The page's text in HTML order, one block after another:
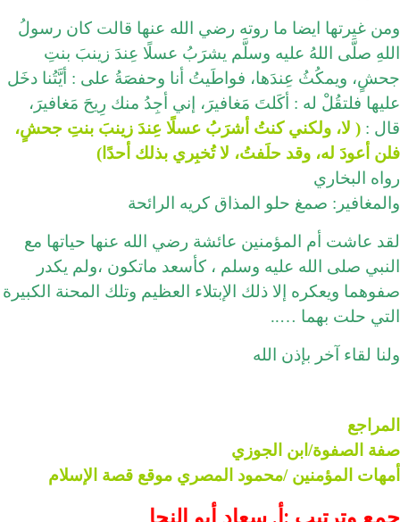
ومن غيرتها ايضا ما روته رضي الله عنها قالت كان رسولُ
اللهِ صلَّى اللهُ عليه وسلَّم يشرَبُ عسلًا عِندَ زينبَ بنتِ
جحشٍ، ويمكُثُ عِندَها، فواطَيتُ أنا وحفصَةُ على : أيَّتُنا دخَل
عليها فلتقُلْ له : أكَلتَ مَغافيرَ، إني أجِدُ منك رِيحَ مَغافيرَ،
قال : ( لا، ولكني كنتُ أشرَبُ عسلًا عِندَ زينبَ بنتِ جحشٍ،
فلن أعودَ له، وقد حلَفتُ، لا تُخبِري بذلك أحدًا)
رواه البخاري
والمغافير: صمغ حلو المذاق كريه الرائحة
لقد عاشت أم المؤمنين عائشة رضي الله عنها حياتها مع
النبي صلى الله عليه وسلم ، كأسعد ماتكون ،ولم يكدر
صفوهما ويعكره إلا ذلك الإبتلاء العظيم وتلك المحنة الكبيرة
التي حلت بهما …..
ولنا لقاء آخر بإذن الله
المراجع
صفة الصفوة/ابن الجوزي
أمهات المؤمنين /محمود المصري موقع قصة الإسلام